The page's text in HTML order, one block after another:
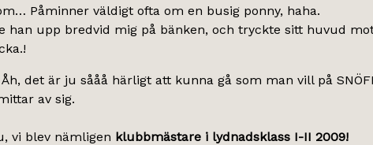
Påminner väldigt ofta om en busig ponny, haha.
han upp bredvid mig på bänken, och tryckte sitt huvud
det är ju sååå härligt att kunna gå som man vill på
av sig.
vi blev nämligen klubbmästare i lydnadsklass I-II 2009!